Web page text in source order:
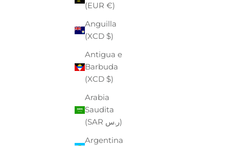
(EUR €)
Anguilla
(XCD $)
Antigua e
Barbuda
(XCD $)
Arabia
Saudita
(SAR ر.س)
Argentina